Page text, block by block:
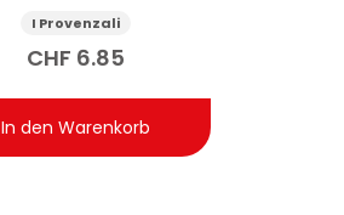
I Provenzali
CHF 6.85
In den Warenkorb